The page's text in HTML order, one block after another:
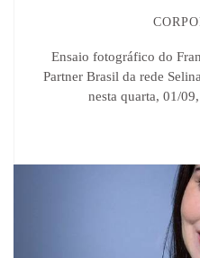
Ensaio fotográfico do
Partner Brasil da rede
nesta quarta, 01/